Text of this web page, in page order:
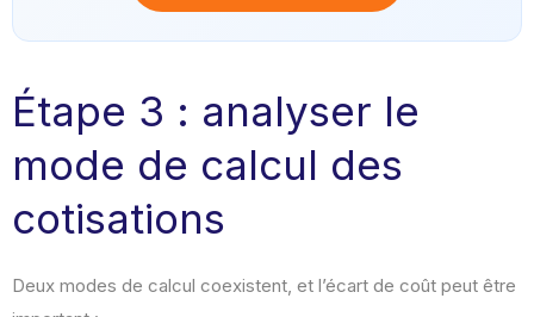
Étape 3 : analyser le
mode de calcul des
cotisations
Deux modes de calcul coexistent, et l’écart de coût peut être